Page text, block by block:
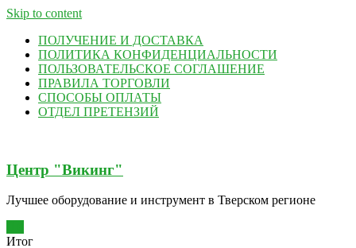
Skip to content
ПОЛУЧЕНИЕ И ДОСТАВКА
ПОЛИТИКА КОНФИДЕНЦИАЛЬНОСТИ
ПОЛЬЗОВАТЕЛЬСКОЕ СОГЛАШЕНИЕ
ПРАВИЛА ТОРГОВЛИ
СПОСОБЫ ОПЛАТЫ
ОТДЕЛ ПРЕТЕНЗИЙ
Центр "Викинг"
Лучшее оборудование и инструмент в Тверском регионе
Итог